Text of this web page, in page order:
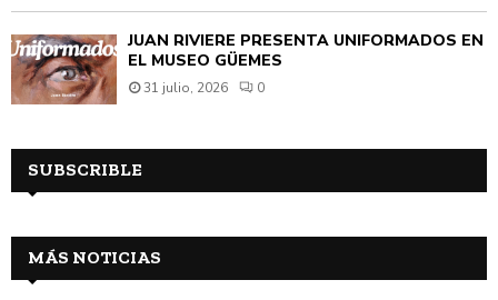
JUAN RIVIÈRE PRESENTA UNIFORMADOS EN
EL MUSEO GÜEMES
31 julio, 2026 0
SUBSCRIBLE
MÁS NOTICIAS